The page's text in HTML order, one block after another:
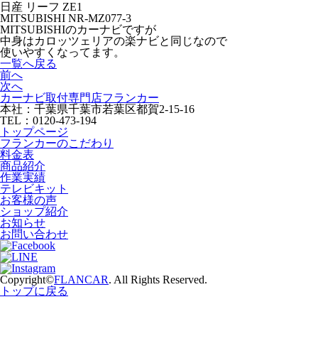
日産 リーフ ZE1
MITSUBISHI NR-MZ077-3
MITSUBISHIのカーナビですが
中身はカロッツェリアの楽ナビと同じなので
使いやすくなってます。
一覧へ戻る
前へ
次へ
カーナビ取付専⾨店フランカー
本社：千葉県千葉市若葉区都賀2-15-16
TEL：0120-473-194
トップページ
フランカーのこだわり
料金表
商品紹介
作業実績
テレビキット
お客様の声
ショップ紹介
お知らせ
お問い合わせ
Copyright©FLANCAR. All Rights Reserved.
トップに戻る